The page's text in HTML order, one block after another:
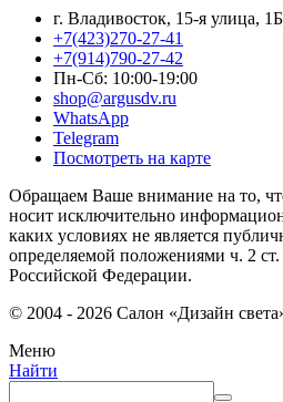
г. Владивосток, 15-я улица, 1Б
+7(423)270-27-41
+7(914)790-27-42
Пн-Сб: 10:00-19:00
shop@argusdv.ru
WhatsApp
Telegram
Посмотреть на карте
Обращаем Ваше внимание на то,
носит исключительно
каких условиях не является
определяемой положениями ч. 2 ст.
Российской Федерации.
© 2004 - 2026 Салон «Дизайн
Меню
Найти